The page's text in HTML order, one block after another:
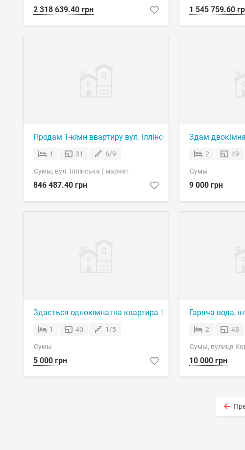
2 318 639.40 грн 1 545 759.60
Продам 1-кімн ввартиру вул. Іллінська ( маркет «FOOD
1 31 6/9
Сумы, вул. Іллінська ( маркет
846 487.40 грн
Здам
2 49
Сумы
9 000 грн
Здається однокімнатна квартира 1 поверх Курська, пр-
1 40 1/5
Сумы
5 000 грн
Гаряча вода,
2 48
Сумы, вулиця
10 000 грн